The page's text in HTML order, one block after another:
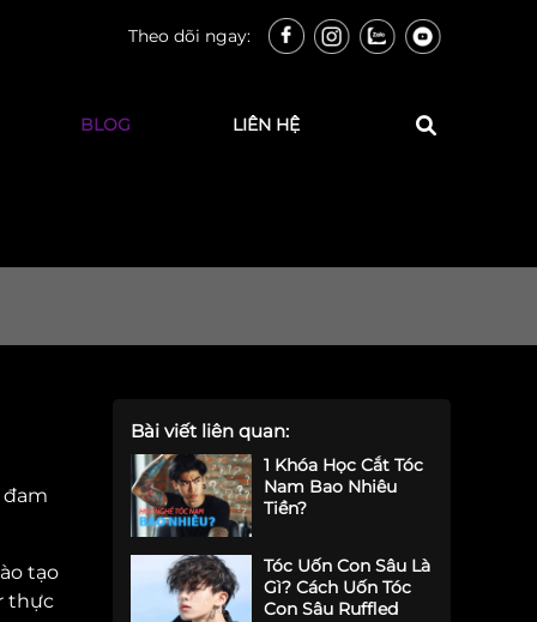
Theo dõi ngay:
BLOG LIÊN HỆ
tạo
thực
Bài viết liên quan:
1 Khóa Học Cắt Tóc
Nam Bao Nhiêu
Tiền?
Tóc Uốn Con Sâu Là
Gì? Cách Uốn Tóc
Con Sâu Ruffled